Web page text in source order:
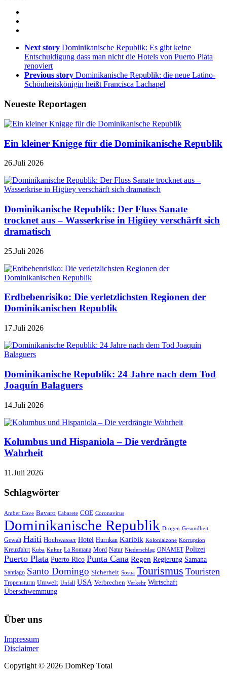
Next story Dominikanische Republik: Es gibt keine
Entschuldigung dass man nicht die Hotels von Puerto Plata
renoviert
Previous story Dominikanische Republik: die neue Latino-
Schönheitskönigin heißt Francisca Lachapel
Neueste Reportagen
Ein kleiner Knigge für die Dominikanische Republik
26.Juli 2026
Dominikanische Republik: Der Fluss Sanate
trocknet aus – Wasserkrise in Higüey verschärft sich
dramatisch
25.Juli 2026
Erdbebenrisiko: Die verletzlichsten Regionen der
Dominikanischen Republik
17.Juli 2026
Dominikanische Republik: 24 Jahre nach dem Tod
Joaquín Balaguers
14.Juli 2026
Kolumbus und Hispaniola – Die verdrängte
Wahrheit
11.Juli 2026
Schlagwörter
Amber Cove Bavaro Cabarete COE Coronavirus
Dominikanische Republik Drogen Gesundheit
Gewalt Haiti Hochwasser Hotel Hurrikan Karibik Kolonialzone Korruption
Kreuzfahrt Kuba Kultur La Romana Mord Natur Niederschlag ONAMET Polizei
Puerto Plata Puerto Rico Punta Cana Regen Regierung Samana
Santiago Santo Domingo Sicherheit Sosua Tourismus Touristen
Tropensturm Umwelt Unfall USA Verbrechen Verkehr Wirtschaft
Überschwemmung
Über uns
Impressum
Disclaimer
Copyright © 2026 DomRep Total